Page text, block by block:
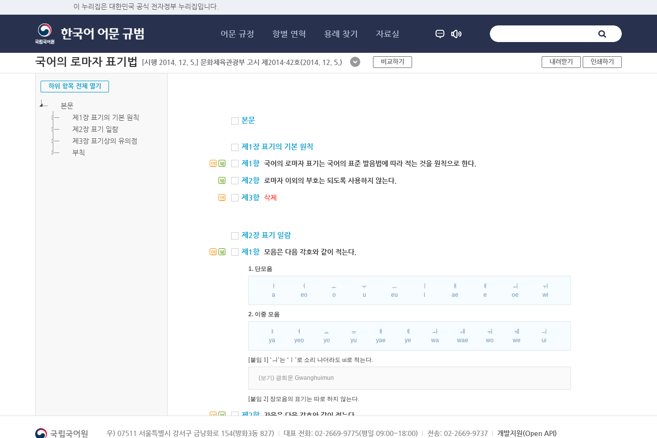
이 누리집은 대한민국 공식 전자정부 누리집입니다.
어문 규정 항별 연혁 용례 찾기 자료실
국어의 로마자 표기법 [시행 2014. 12. 5.] 문화체육관광부 고시 제2014-42호(2014. 12. 5.) 비교하기 내려받기 인쇄하기
하위 항목 전체 열기
본문
제1장 표기의 기본 원칙
제2장 표기 일람
제3장 표기상의 유의점
부칙
본문
제1장 표기의 기본 원칙
연 북 제1항 국어의 로마자 표기는 국어의 표준 발음법에 따라 적는 것을 원칙으로 한다.
북 제2항 로마자 이외의 부호는 되도록 사용하지 않는다.
연 제3항 삭제
제2장 표기 일람
연 북 제1항 모음은 다음 각호와 같이 적는다.
1. 단모음
ㅏ
a
ㅓ
eo
ㅗ
o
ㅜ
u
ㅡ
eu
i
ㅐ
ae
ㅔ
e
ㅚ
oe
ㅟ
wi
2. 이중 모음
ㅑ
ya
ㅕ
yeo
ㅛ
yo
ㅠ
yu
ㅒ
yae
ㅖ
ye
ㅘ
wa
ㅙ
wae
ㅝ
wo
ㅞ
we
ㅢ
ui
[붙임 1] ‘ㅢ’는 ‘ㅣ’로 소리 나더라도 ui로 적는다.
(보기) 광희문 Gwanghuimun
[붙임 2] 장모음의 표기는 따로 하지 않는다.
연 북 제2항 자음은 다음 각호와 같이 적는다.
1. 파열음
우) 07511 서울특별시 강서구 금낭화로 154(방화3동 827) 대표 전화: 02-2669-9775(평일 09:00~18:00) 전송: 02-2669-9737 개발지원(Open API)